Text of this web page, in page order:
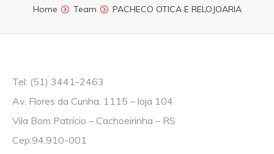
You are here:
Home Team PACHECO OTICA E RELOJOARIA
Tel: (51) 3441-2463
Av. Flores da Cunha, 1115 – loja 104
Vila Bom Patrício – Cachoeirinha – RS
Cep:94.910-001